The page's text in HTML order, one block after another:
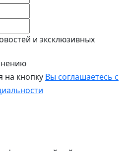
и эксклюзивных
на кнопку Вы соглашаетесь с